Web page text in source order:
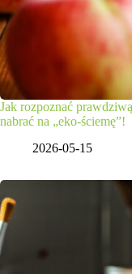
Jak rozpoznać
nabrać na „eko-ściemę”!
2026-05-15